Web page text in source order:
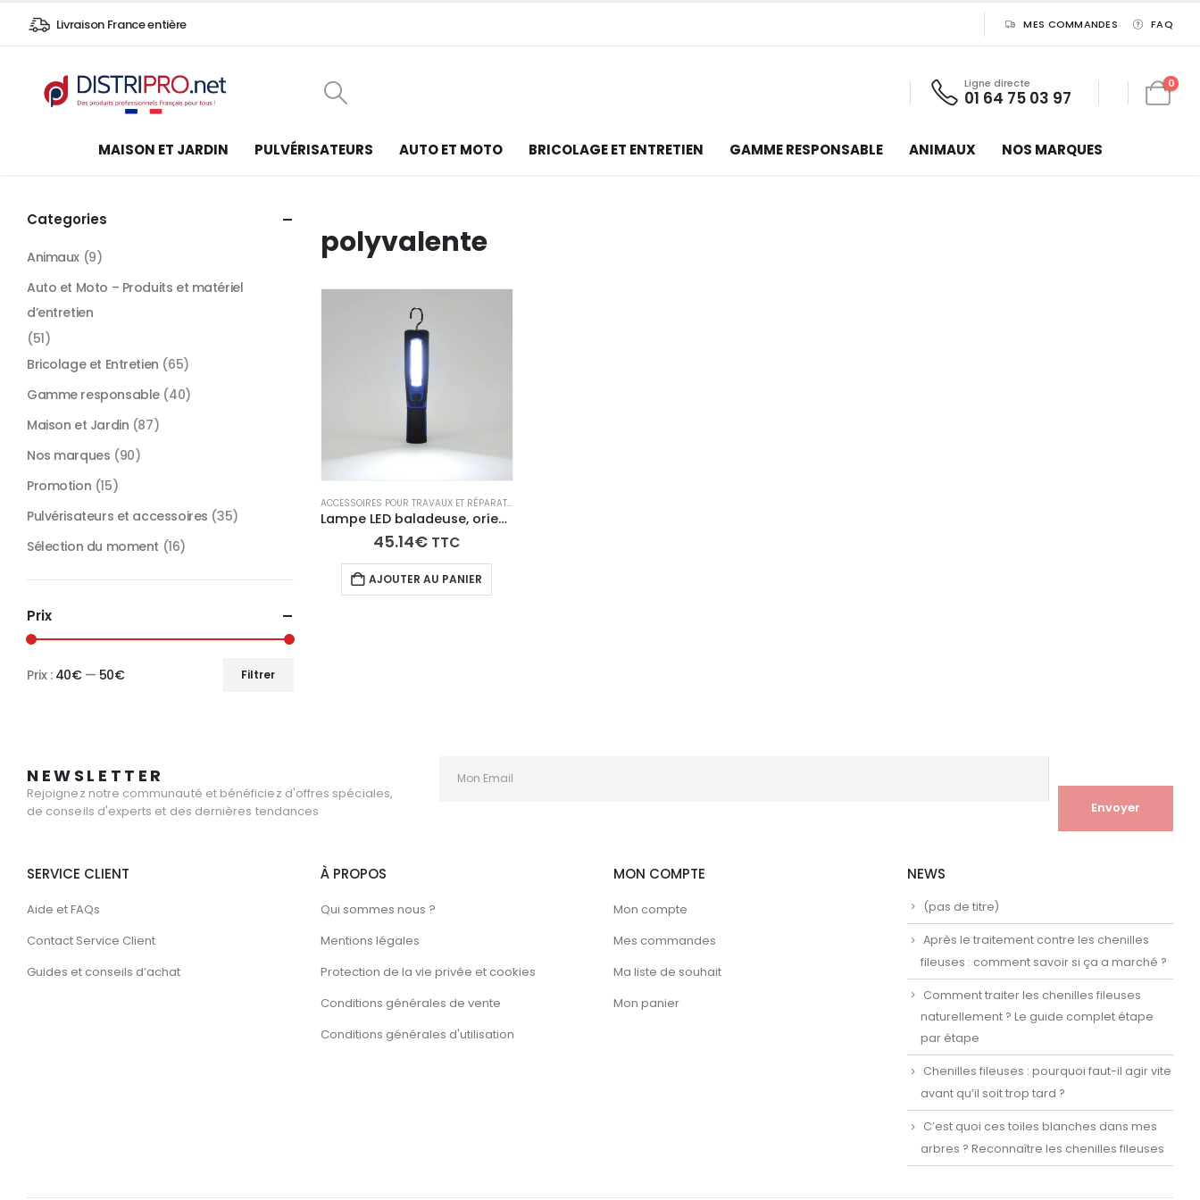
Livraison France entière MES COMMANDES FAQ
Ligne directe
01 64 75 03 97
0
MAISON ET JARDIN PULVÉRISATEURS AUTO ET MOTO BRICOLAGE ET ENTRETIEN GAMME RESPONSABLE ANIMAUX NOS MARQUES
polyvalente
ACCESSOIRES POUR TRAVAUX ET RÉPARATIONS
Lampe LED baladeuse, orientable 360°, rechargeable
45.14€ TTC
AJOUTER AU PANIER
Categories
Animaux (9)
Auto et Moto – Produits et matériel
d’entretien
(51)
Bricolage et Entretien (65)
Gamme responsable (40)
Maison et Jardin (87)
Nos marques (90)
Promotion (15)
Pulvérisateurs et accessoires (35)
Sélection du moment (16)
Prix
Filtrer
Prix : 40€— 50€
NEWSLETTER
Rejoignez notre communauté et bénéficiez d'offres spéciales,
de conseils d'experts et des dernières tendances
SERVICE CLIENT
Aide et FAQs
Contact Service Client
Guides et conseils d’achat
À PROPOS
Qui sommes nous ?
Mentions légales
Protection de la vie privée et cookies
Conditions générales de vente
Conditions générales d'utilisation
MON COMPTE
Mon compte
Mes commandes
Ma liste de souhait
Mon panier
NEWS
(pas de titre)
Après le traitement contre les chenilles
fileuses : comment savoir si ça a marché ?
Comment traiter les chenilles fileuses
naturellement ? Le guide complet étape
par étape
Chenilles fileuses : pourquoi faut-il agir vite
avant qu’il soit trop tard ?
C’est quoi ces toiles blanches dans mes
arbres ? Reconnaître les chenilles fileuses